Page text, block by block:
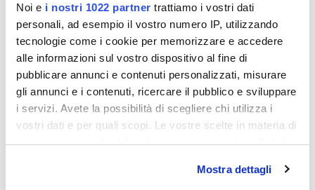
Noi e i nostri 1022 partner trattiamo i vostri dati
personali, ad esempio il vostro numero IP, utilizzando
tecnologie come i cookie per memorizzare e accedere
alle informazioni sul vostro dispositivo al fine di
pubblicare annunci e contenuti personalizzati, misurare
gli annunci e i contenuti, ricercare il pubblico e sviluppare
i servizi. Avete la possibilità di scegliere chi utilizza i
vostri dati e per quali scopi. Le vostre scelte in materia di
privacy sono applicabili solo su questa proprietà digitale
modificare o revocare il proprio consenso in qualsiasi
Mostra dettagli